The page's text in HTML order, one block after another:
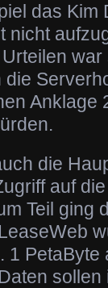
das Kim
nicht
Anklage
die
auf
Teil ging
1 PetaByte